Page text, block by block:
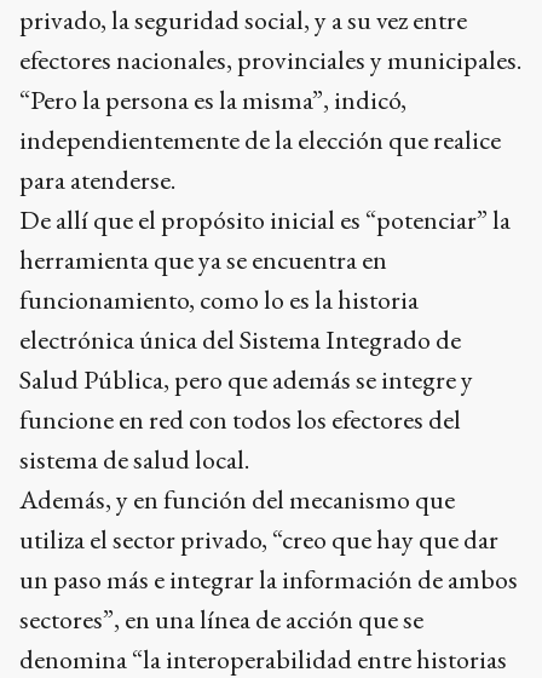
privado, la seguridad social, y a su vez entre
efectores nacionales, provinciales y municipales.
“Pero la persona es la misma”, indicó,
independientemente de la elección que realice
para atenderse.
De allí que el propósito inicial es “potenciar” la
herramienta que ya se encuentra en
funcionamiento, como lo es la historia
electrónica única del Sistema Integrado de
Salud Pública, pero que además se integre y
funcione en red con todos los efectores del
sistema de salud local.
Además, y en función del mecanismo que
utiliza el sector privado, “creo que hay que dar
un paso más e integrar la información de ambos
sectores”, en una línea de acción que se
denomina “la interoperabilidad entre historias